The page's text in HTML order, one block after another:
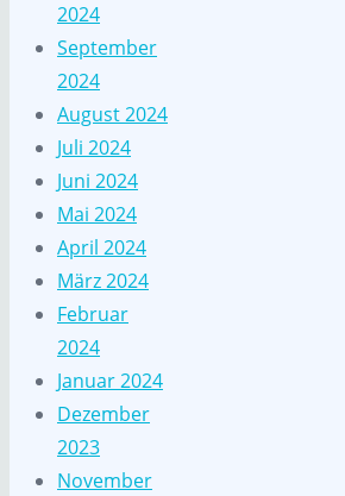
2024
September
2024
August 2024
Juli 2024
Juni 2024
Mai 2024
April 2024
März 2024
Februar
2024
Januar 2024
Dezember
2023
November